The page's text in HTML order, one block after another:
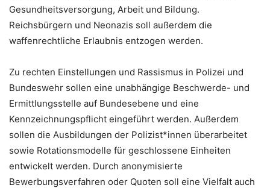
Gesundheitsversorgung, Arbeit und Bildung.
Reichsbürgern und Neonazis soll außerdem die
waffenrechtliche Erlaubnis entzogen werden.
Zu rechten Einstellungen und Rassismus in Polizei und
Bundeswehr sollen eine unabhängige Beschwerde- und
Ermittlungsstelle auf Bundesebene und eine
Kennzeichnungspflicht eingeführt werden. Außerdem
sollen die Ausbildungen der Polizist*innen überarbeitet
sowie Rotationsmodelle für geschlossene Einheiten
entwickelt werden. Durch anonymisierte
Bewerbungsverfahren oder Quoten soll eine Vielfalt auch